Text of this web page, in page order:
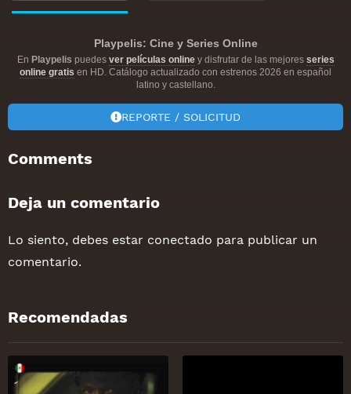
Playpelis: Cine y Series Online
En Playpelis puedes ver películas onliney disfrutar de las mejores series
online gratis en HD. Catálogo actualizado con estrenos 2026 en español
latino y castellano.
REPORTE / SOLICITUD
Comments
Deja un comentario
Lo siento, debes estar conectado para publicar un
comentario.
Recomendadas